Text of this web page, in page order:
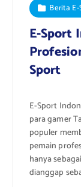
Berita
E-Sport
Sport
E-Sport
para gamer
populer
pemain
hanya
dianggap